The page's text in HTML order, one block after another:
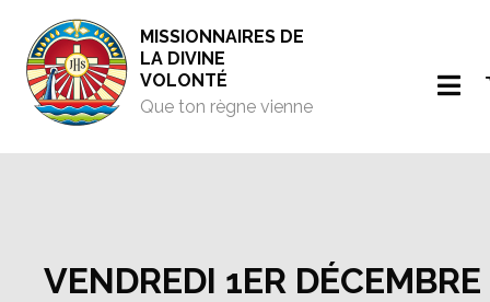
MISSIONNAIRES DE
LA DIVINE
VOLONTÉ
Que ton règne vienne
VENDREDI 1ER DÉCEMBRE